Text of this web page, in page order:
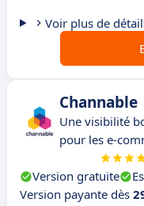
Voir plus de
Channable
Une visibilité
pour les e-
Version gratuite
Version payante dès